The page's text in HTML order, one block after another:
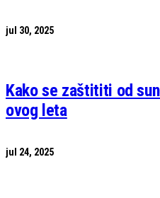
jul 30, 2025
Kako se zaštititi od
ovog leta
jul 24, 2025